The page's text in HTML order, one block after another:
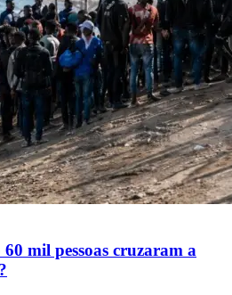
mil pessoas cruzaram a